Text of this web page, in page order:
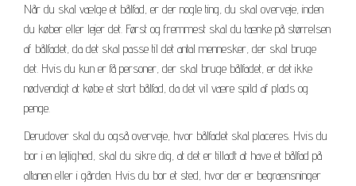
Når du skal vælge et bålfad, er der nogle ting, du skal overveje, inden
du køber eller lejer det. Først og fremmest skal du tænke på størrelsen
af bålfadet, da det skal passe til det antal mennesker, der skal bruge
det. Hvis du kun er få personer, der skal bruge bålfadet, er det ikke
nødvendigt at købe et stort bålfad, da det vil være spild af plads og
penge.
Derudover skal du også overveje, hvor bålfadet skal placeres. Hvis du
bor i en lejlighed, skal du sikre dig, at det er tilladt at have et bålfad på
altanen eller i gården. Hvis du bor et sted, hvor der er begrænsninger